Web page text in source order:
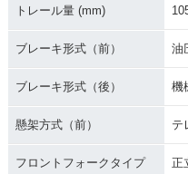
トレール量 (mm)
ブレーキ形式（前） 油
ブレーキ形式（後） 機
懸架方式（前） テ
フロントフォークタイプ 正